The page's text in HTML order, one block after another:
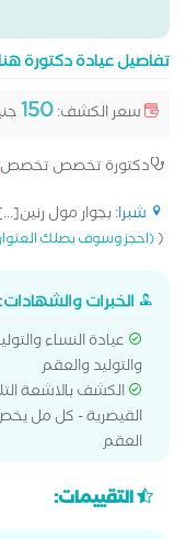
تفاصيل عيادة دكتورة
سعر الكشف:150
دكتورة تخصص تخصص
شبرا: بجوار مول
((احجز وسوف يصلك
الخبرات والشهادات:
عيادة النساء
والتوليد والعقم
الكشف بالاشعة
القيصرية - كل مل
العقم
التقييمات: